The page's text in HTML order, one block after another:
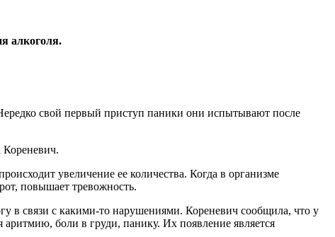
алкоголя.
свой первый приступ паники они испытывают после
Кореневич.
увеличение ее количества. Когда в организме
повышает тревожность.
в связи с какими-то нарушениями. Кореневич сообщила, что у
боли в груди, панику. Их появление является